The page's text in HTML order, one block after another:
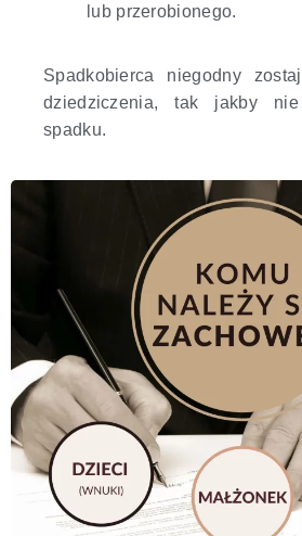
lub przerobionego.
Spadkobierca niegodny
dziedziczenia, tak jakby
spadku.